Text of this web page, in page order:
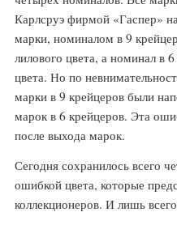
Карлсруэ фирмой «Гаспер»
марки, номиналом в 9
лилового цвета, а номинал в
цвета. Но по
марки в 9 крейцеров были
марок в 6 крейцеров. Эта
после выхода марок.
Сегодня сохранилось всего
ошибкой цвета, которые
коллекционеров. И лишь